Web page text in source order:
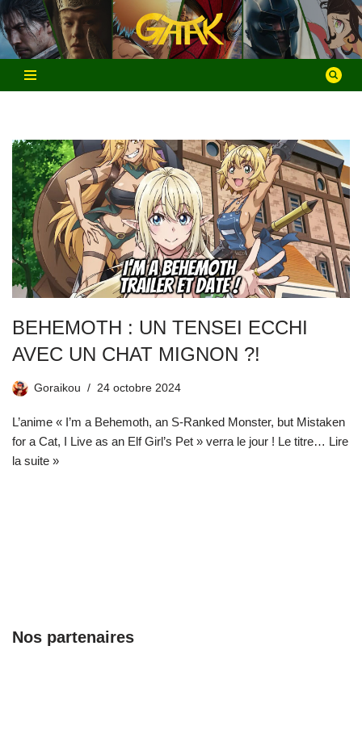
Aller
au
contenu
BEHEMOTH : UN TENSEI ECCHI
AVEC UN CHAT MIGNON ?!
Goraikou 24 octobre 2024
L’anime « I’m a Behemoth, an S-Ranked Monster, but Mistaken
for a Cat, I Live as an Elf Girl’s Pet » verra le jour ! Le titre… Lire
la suite »
Nos partenaires